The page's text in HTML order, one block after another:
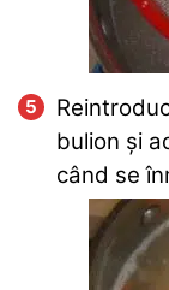
bulion și
când se